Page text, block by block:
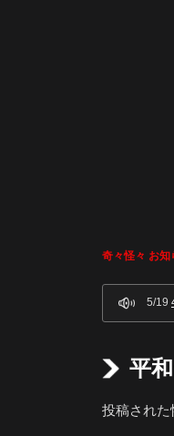
奇々怪々 お知
5/19
平
投稿された